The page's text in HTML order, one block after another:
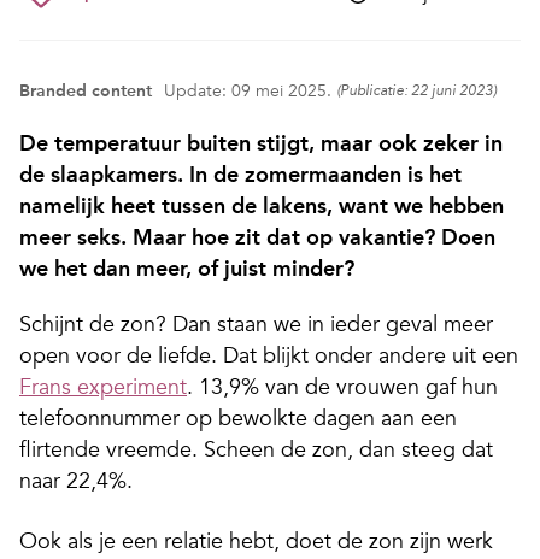
Branded content Update: 09 mei 2025. (Publicatie: 22 juni 2023)
De temperatuur buiten stijgt, maar ook zeker in
de slaapkamers. In de zomermaanden is het
namelijk heet tussen de lakens, want we hebben
meer seks. Maar hoe zit dat op vakantie? Doen
we het dan meer, of juist minder?
Schijnt de zon? Dan staan we in ieder geval meer
open voor de liefde. Dat blijkt onder andere uit een
Frans experiment. 13,9% van de vrouwen gaf hun
telefoonnummer op bewolkte dagen aan een
flirtende vreemde. Scheen de zon, dan steeg dat
naar 22,4%.
Ook als je een relatie hebt, doet de zon zijn werk